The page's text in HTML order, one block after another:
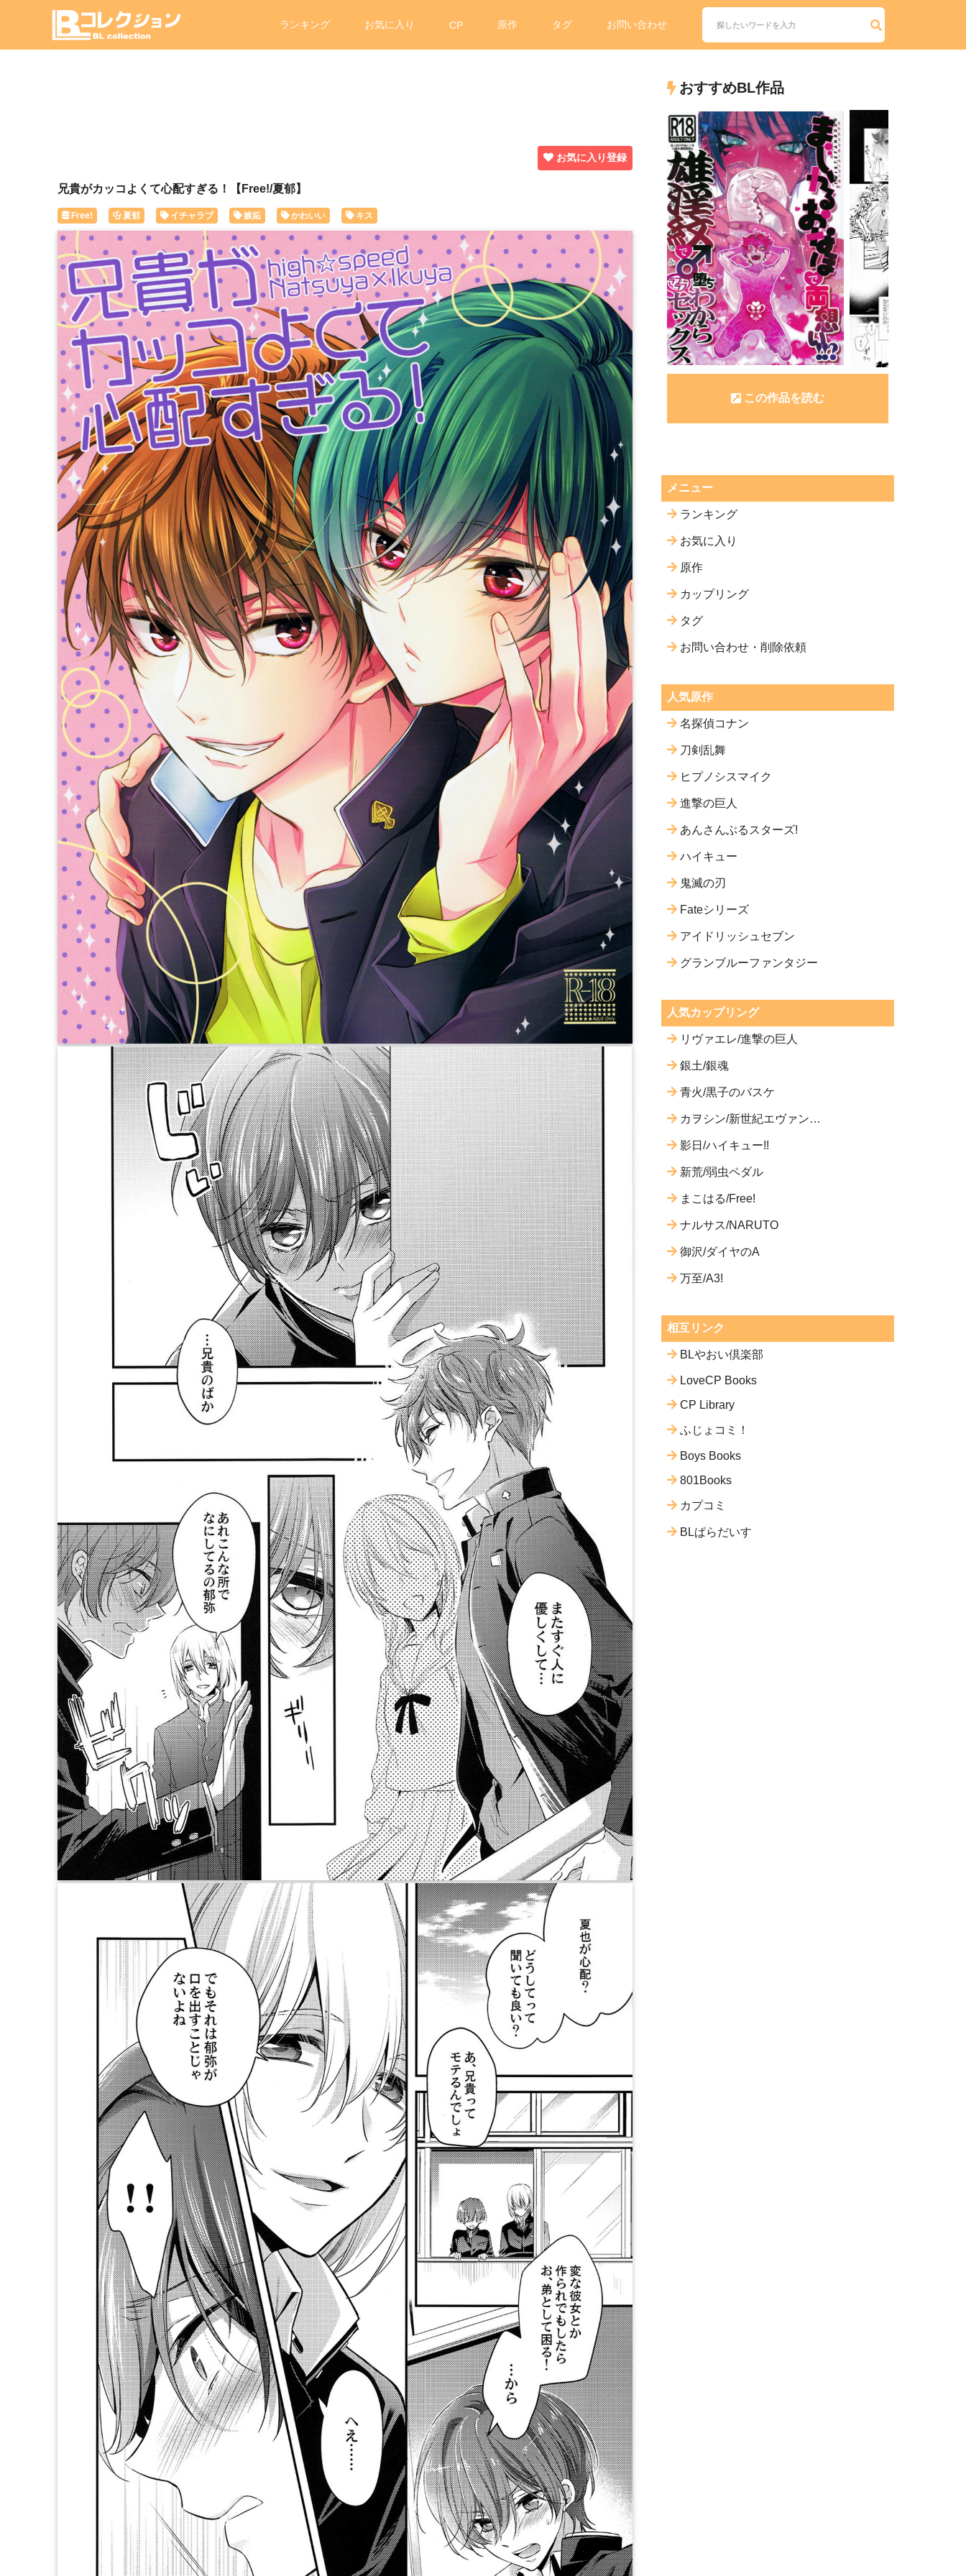
ランキング お気に入り CP 原作 タグ お問い合わせ
お気に入り登録
兄貴がカッコよくて心配すぎる！【Free!/夏郁】
Free! 夏郁 イチャラブ 嫉妬 かわいい キス
おすすめBL作品
この作品を読む
メニュー
ランキング
お気に入り
原作
カップリング
タグ
お問い合わせ・削除依頼
人気原作
名探偵コナン
刀剣乱舞
ヒプノシスマイク
進撃の巨人
あんさんぶるスターズ!
ハイキュー
鬼滅の刃
Fateシリーズ
アイドリッシュセブン
グランブルーファンタジー
人気カップリング
リヴァエレ/進撃の巨人
銀土/銀魂
青火/黒子のバスケ
カヲシン/新世紀エヴァンゲ
影日/ハイキュー!!
新荒/弱虫ペダル
まこはる/Free!
ナルサス/NARUTO
御沢/ダイヤのA
万至/A3!
相互リンク
BLやおい倶楽部
LoveCP Books
CP Library
ふじょコミ！
Boys Books
801Books
カプコミ
BLぱらだいす